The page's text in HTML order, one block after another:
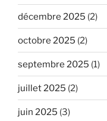
décembre 2025 (2)
octobre 2025 (2)
septembre 2025 (1)
juillet 2025 (2)
juin 2025 (3)